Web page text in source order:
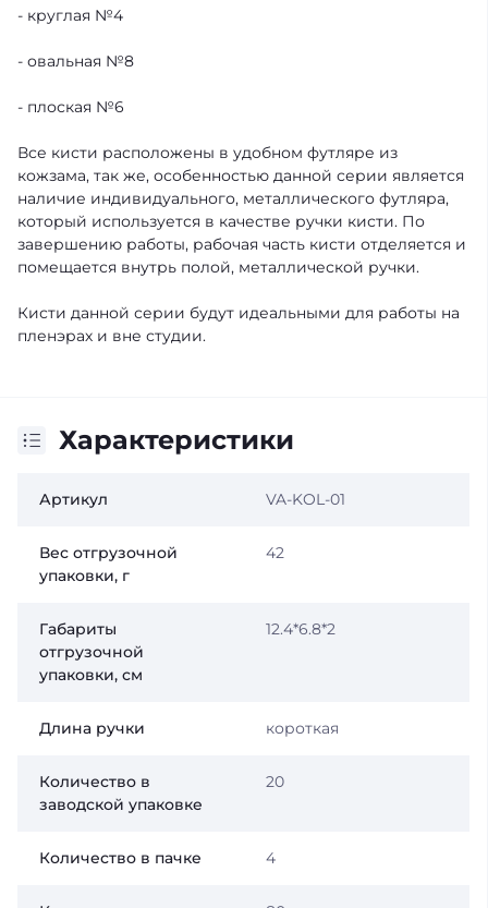
- круглая №4
- овальная №8
- плоская №6
Все кисти расположены в удобном футляре из
кожзама, так же, особенностью данной серии является
наличие индивидуального, металлического футляра,
который используется в качестве ручки кисти. По
завершению работы, рабочая часть кисти отделяется и
помещается внутрь полой, металлической ручки.
Кисти данной серии будут идеальными для работы на
пленэрах и вне студии.
Характеристики
Артикул VA-KOL-01
Вес отгрузочной
упаковки, г
42
Габариты
отгрузочной
упаковки, см
12.4*6.8*2
Длина ручки короткая
Количество в
заводской упаковке
20
Количество в пачке 4